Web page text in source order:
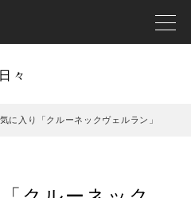
日々
に入り「クルーネックヴェルラン」